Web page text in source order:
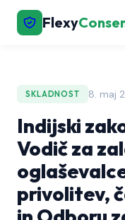
Flexy
SKLADNOST 8. maj
Indijski
Vodič za
privolitev,